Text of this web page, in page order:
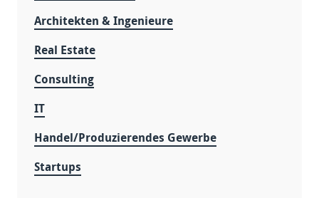
Architekten & Ingenieure
Real Estate
Consulting
IT
Handel/Produzierendes Gewerbe
Startups